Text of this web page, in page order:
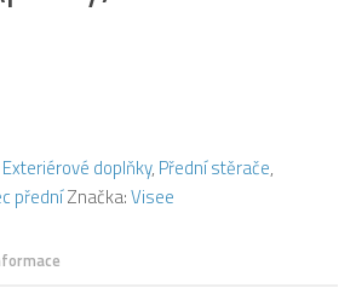
Exteriérové doplňky, Přední stěrače,
předníZnačka:Visee